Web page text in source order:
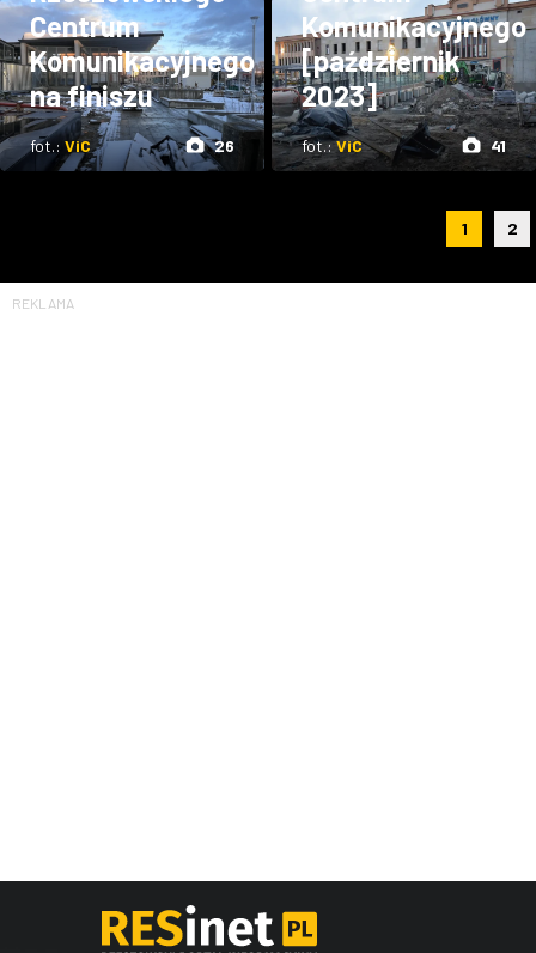
Centrum
Komunikacyjnego
na finiszu
fot.:ViC 26
Komunikacyjnego
[październik
2023]
fot.:ViC 41
1 2
REKLAMA